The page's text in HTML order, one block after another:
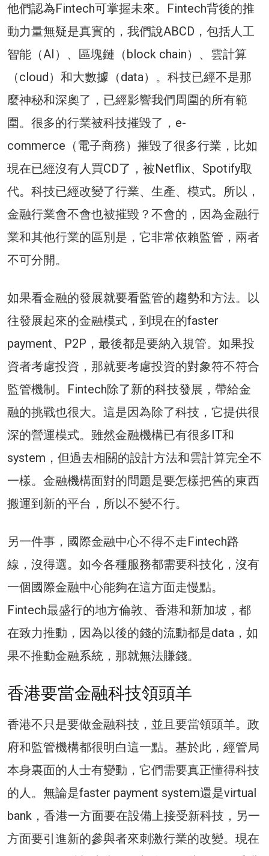
他們認為Fintech可掌握未來。Fintech背後的推
動力量無疑是真實的，我們說ABCD，包括人工
智能（AI）、區塊鏈（block chain）、雲計算
（cloud）和大數據（data）。科技已經不是那
麼神秘和深奧了，已經影響我們周圍的所有範
圍。很多的行業被科技摧毀了，e-
commerce（電子商務）摧毀了很多行業，比如
現在已經沒有人買CD了，被Netflix、Spotify取
代。科技已經改變了行業、生產、模式。所以，
金融行業會不會也被摧毀？不會的，因為金融行
業和其他行業的區別是，它非常依賴監管，兩者
不可分開。
如果看金融的發展就要看監管的趨勢和方法。以
往發展起來的金融模式，到現在的faster
payment、P2P，最後都是要納入規管。如果投
資者考慮投資，那就要考慮投資的對象符不符合
監管機制。Fintech除了新的科技發展，帶給金
融的挑戰也很大。這是因為除了科技，它提供很
深的營運模式。雖然金融機構已有很多IT和
system，但過去相關的設計方法和雲計算完全不
一樣。金融機構面對的問題是要怎樣把舊的東西
搬運到新的平台，所以不變不行。
另一件事，國際金融中心不得不走Fintech路
線，沒得選。如今各種服務都需要科技化，沒有
一個國際金融中心能夠在這方面走慢點。
Fintech最盛行的地方倫敦、香港和新加坡，都
在致力推動，因為以後的錢的流動都是data，如
果不推動金融系統，那就無法賺錢。
香港要當金融科技領頭羊
香港不只是要做金融科技，並且要當領頭羊。政
府和監管機構都很明白這一點。基於此，經管局
本身裏面的人士有變動，它們需要真正懂得科技
的人。無論是faster payment system還是virtual
bank，香港一方面要在設備上接受新科技，另一
方面要引進新的參與者來刺激行業的改變。現在